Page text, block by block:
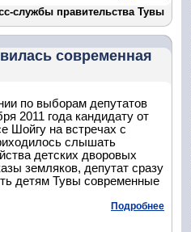
службы правительства Тувы
современная
по выборам депутатов
2011 года кандидату от
Шойгу на встречах с
слышать
детских дворовых
земляков, депутат сразу
детям Тувы современные
Подробнее